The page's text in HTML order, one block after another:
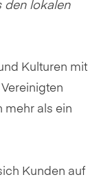
den lokalen
Kulturen mit
mehr als ein
Kunden auf